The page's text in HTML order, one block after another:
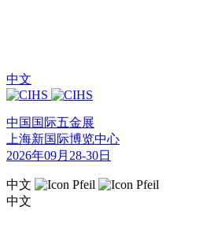
中文
中国国际五金展
上海新国际博览中心
2026年09月28-30日
中文
中文